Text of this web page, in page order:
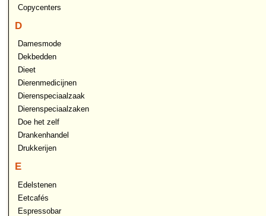
Copycenters
D
Damesmode
Dekbedden
Dieet
Dierenmedicijnen
Dierenspeciaalzaak
Dierenspeciaalzaken
Doe het zelf
Drankenhandel
Drukkerijen
E
Edelstenen
Eetcafés
Espressobar